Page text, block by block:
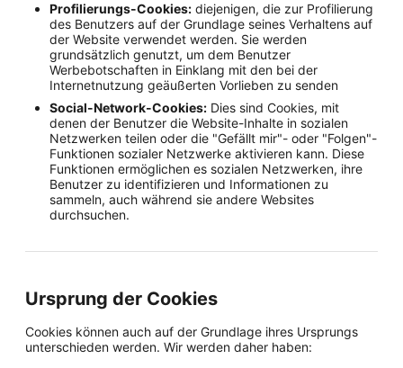
Profilierungs-Cookies: diejenigen, die zur Profilierung
des Benutzers auf der Grundlage seines Verhaltens auf
der Website verwendet werden. Sie werden
grundsätzlich genutzt, um dem Benutzer
Werbebotschaften in Einklang mit den bei der
Internetnutzung geäußerten Vorlieben zu senden
Social-Network-Cookies: Dies sind Cookies, mit
denen der Benutzer die Website-Inhalte in sozialen
Netzwerken teilen oder die "Gefällt mir"- oder "Folgen"-
Funktionen sozialer Netzwerke aktivieren kann. Diese
Funktionen ermöglichen es sozialen Netzwerken, ihre
Benutzer zu identifizieren und Informationen zu
sammeln, auch während sie andere Websites
durchsuchen.
Ursprung der Cookies
Cookies können auch auf der Grundlage ihres Ursprungs
unterschieden werden. Wir werden daher haben: